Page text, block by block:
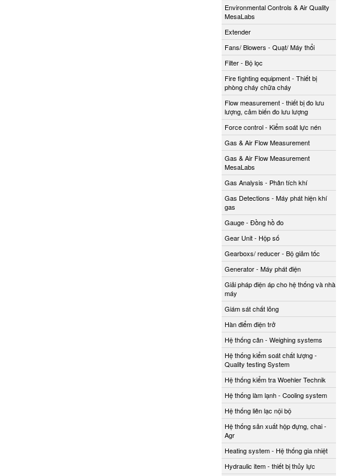
Environmental Controls & Air Quality
MesaLabs
Extender
Fans/ Blowers - Quạt/ Máy thổi
Filter - Bộ lọc
Fire fighting equipment - Thiết bị
phòng cháy chữa cháy
Flow measurement - thiết bị đo lưu
lượng, cảm biến đo lưu lượng
Force control - Kiểm soát lực nén
Gas & Air Flow Measurement
Gas & Air Flow Measurement
MesaLabs
Gas Analysis - Phân tích khí
Gas Detections - Máy phát hiện khí
gas
Gauge - Đồng hồ đo
Gear Unit - Hộp số
Gearboxs/ reducer - Bộ giảm tốc
Generator - Máy phát điện
Giải pháp điện áp cho hệ thống và nhà
máy
Giám sát chất lỏng
Hàn điểm điện trở
Hệ thống cân - Weighing systems
Hệ thống kiểm soát chất lượng -
Quality testing System
Hệ thống kiểm tra Woehler Technik
Hệ thống làm lạnh - Cooling system
Hệ thống liên lạc nội bộ
Hệ thống sản xuất hộp đựng, chai -
Agr
Heating system - Hệ thống gia nhiệt
Hydraulic item - thiết bị thủy lực